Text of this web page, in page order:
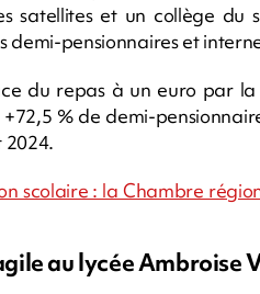
satellites et un collège du
demi-pensionnaires et
du repas à un euro par
% de demi-
2024.
scolaire : la Chambre
au lycée Ambroise